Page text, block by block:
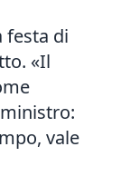
festa di
«Il
vale